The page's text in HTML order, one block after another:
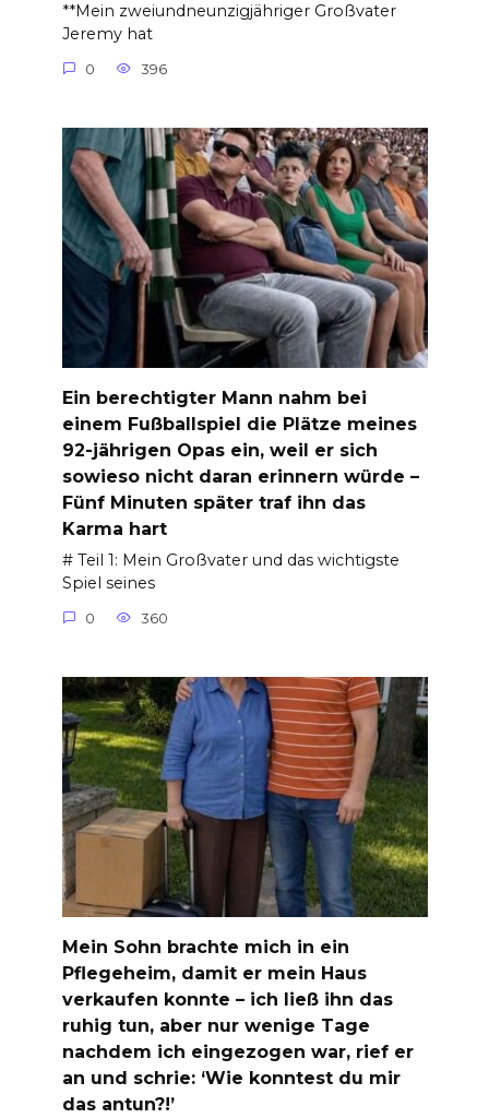
**Mein zweiundneunzigjähriger Großvater
Jeremy hat
0 396
Ein berechtigter Mann nahm bei
einem Fußballspiel die Plätze meines
92-jährigen Opas ein, weil er sich
sowieso nicht daran erinnern würde –
Fünf Minuten später traf ihn das
Karma hart
# Teil 1: Mein Großvater und das wichtigste
Spiel seines
0 360
Mein Sohn brachte mich in ein
Pflegeheim, damit er mein Haus
verkaufen konnte – ich ließ ihn das
ruhig tun, aber nur wenige Tage
nachdem ich eingezogen war, rief er
an und schrie: ‘Wie konntest du mir
das antun?!’